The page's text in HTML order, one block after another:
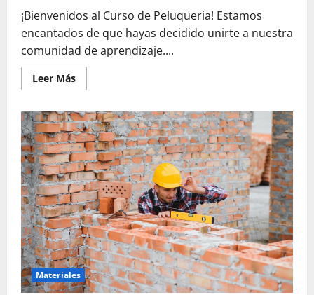
¡Bienvenidos al Curso de Peluqueria! Estamos
encantados de que hayas decidido unirte a nuestra
comunidad de aprendizaje....
Leer MásLeer
más
Curso
de
Peluquería
Materiales